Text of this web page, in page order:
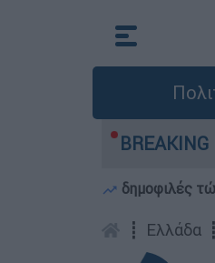
BREAKING
που έχασε τη
δημοφιλές
┋ Ελλάδα ┋